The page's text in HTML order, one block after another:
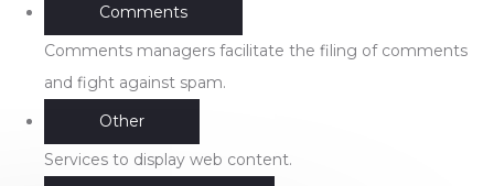
Comments
Comments managers facilitate the filing of comments
and fight against spam.
Other
Services to display web content.